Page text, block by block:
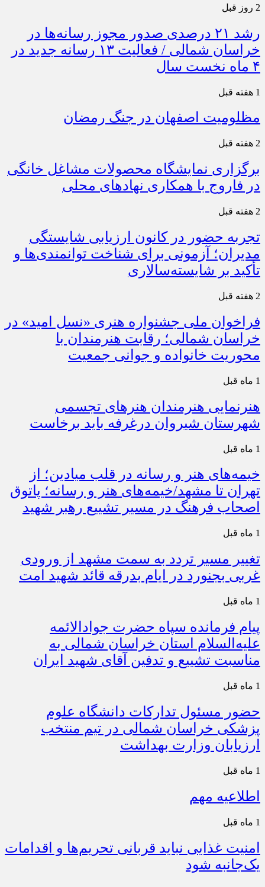
2 روز قبل
رشد ۲۱ درصدی صدور مجوز رسانه‌ها در
خراسان شمالی / فعالیت ۱۳ رسانه جدید در
۴ ماه نخست سال
1 هفته قبل
مظلومیت اصفهان در جنگ رمضان
2 هفته قبل
برگزاری نمایشگاه محصولات مشاغل خانگی
در فاروج با همکاری نهادهای محلی
2 هفته قبل
تجربه حضور در کانون ارزیابی شایستگی
مدیران؛ آزمونی برای شناخت توانمندی‌ها و
تأکید بر شایسته‌سالاری
2 هفته قبل
فراخوان ملی جشنواره هنری «نسل امید» در
خراسان شمالی؛ رقابت هنرمندان با
محوریت خانواده و جوانی جمعیت
1 ماه قبل
هنرنمایی هنرمندان هنرهای تجسمی
شهرستان شیروان درغرفه باید برخاست
1 ماه قبل
خیمه‌های هنر و رسانه در قلب میادین؛ از
تهران تا مشهد/خیمه‌های هنر و رسانه؛ پاتوق
اصحاب فرهنگ در مسیر تشییع رهبر شهید
1 ماه قبل
تغییر مسیر تردد به سمت مشهد از ورودی
غربی بجنورد در ایام بدرقه قائد شهید امت
1 ماه قبل
پیام فرمانده سپاه حضرت جوادالائمه
علیه‌السلام استان خراسان شمالی به
مناسبت تشییع و تدفین آقای شهید ایران
1 ماه قبل
حضور مسئول تدارکات دانشگاه علوم
پزشکی خراسان شمالی در تیم منتخب
ارزیابان وزارت بهداشت
1 ماه قبل
اطلاعیه مهم
1 ماه قبل
امنیت غذایی نباید قربانی تحریم‌ها و اقدامات
یک‌جانبه شود